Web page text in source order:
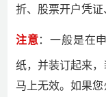
折、股票开户凭证
注意：一般是在
纸，并装订起来
马上无效。如果